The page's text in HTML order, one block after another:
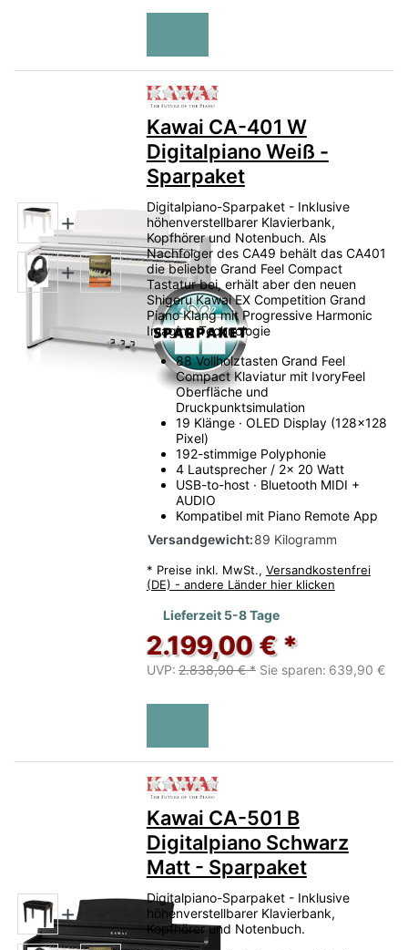
Zu diesem Produkt liegen
Kawai CA-401 W
Digitalpiano Weiß -
Sparpaket
Digitalpiano-Sparpaket - Inklusive
höhenverstellbarer Klavierbank,
Kopfhörer und Notenbuch. Als
Nachfolger des CA49 behält das CA401
die beliebte Grand Feel Compact
Tastatur bei, erhält aber den neuen
Shigeru Kawai EX Competition Grand
Piano Klang mit Progressive Harmonic
Imaging Technologie
88 Vollholztasten Grand Feel
Compact Klaviatur mit IvoryFeel
Oberfläche und
Druckpunktsimulation
19 Klänge · OLED Display (128x128
Pixel)
192-stimmige Polyphonie
4 Lautsprecher / 2x 20 Watt
USB-to-host · Bluetooth MIDI +
AUDIO
Kompatibel mit Piano Remote App
Versandgewicht:89 Kilogramm
* Preise inkl. MwSt., Versandkostenfrei
(DE) - andere Länder hier klicken
Lieferzeit 5-8 Tage
2.199,00 € *
UVP: 2.838,90 € * Sie sparen: 639,90 €
Zu diesem Produkt liegen
Kawai CA-501 B
Digitalpiano Schwarz
Matt - Sparpaket
Digitalpiano-Sparpaket - Inklusive
höhenverstellbarer Klavierbank,
Kopfhörer und Notenbuch.